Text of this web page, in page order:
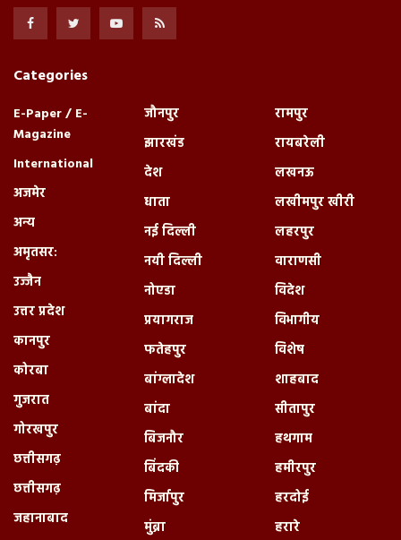
Categories
E-Paper / E-
Magazine
International
अजमेर
अन्य
अमृतसर:
उज्जैन
उत्तर प्रदेश
कानपुर
कोरबा
गुजरात
गोरखपुर
छत्तीसगढ़
छत्तीसगढ़
जहानाबाद
जौनपुर
झारखंड
देश
धाता
नई दिल्ली
नयी दिल्ली
नोएडा
प्रयागराज
फतेहपुर
बांग्लादेश
बांदा
बिजनौर
बिंदकी
मिर्जापुर
मुंब्रा
रामपुर
रायबरेली
लखनऊ
लखीमपुर खीरी
लहरपुर
वाराणसी
विदेश
विभागीय
विशेष
शाहबाद
सीतापुर
हथगाम
हमीरपुर
हरदोई
हरारे